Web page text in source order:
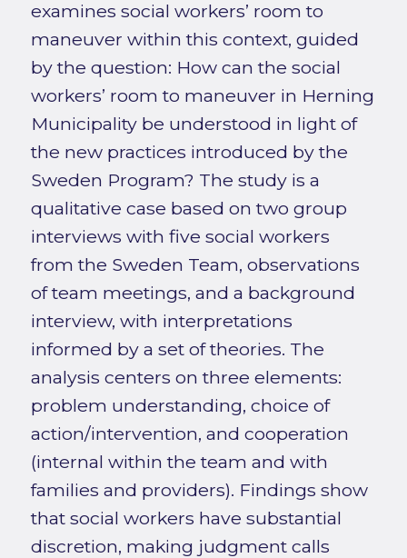
examines social workers’ room to
maneuver within this context, guided
by the question: How can the social
workers’ room to maneuver in Herning
Municipality be understood in light of
the new practices introduced by the
Sweden Program? The study is a
qualitative case based on two group
interviews with five social workers
from the Sweden Team, observations
of team meetings, and a background
interview, with interpretations
informed by a set of theories. The
analysis centers on three elements:
problem understanding, choice of
action/intervention, and cooperation
(internal within the team and with
families and providers). Findings show
that social workers have substantial
discretion, making judgment calls